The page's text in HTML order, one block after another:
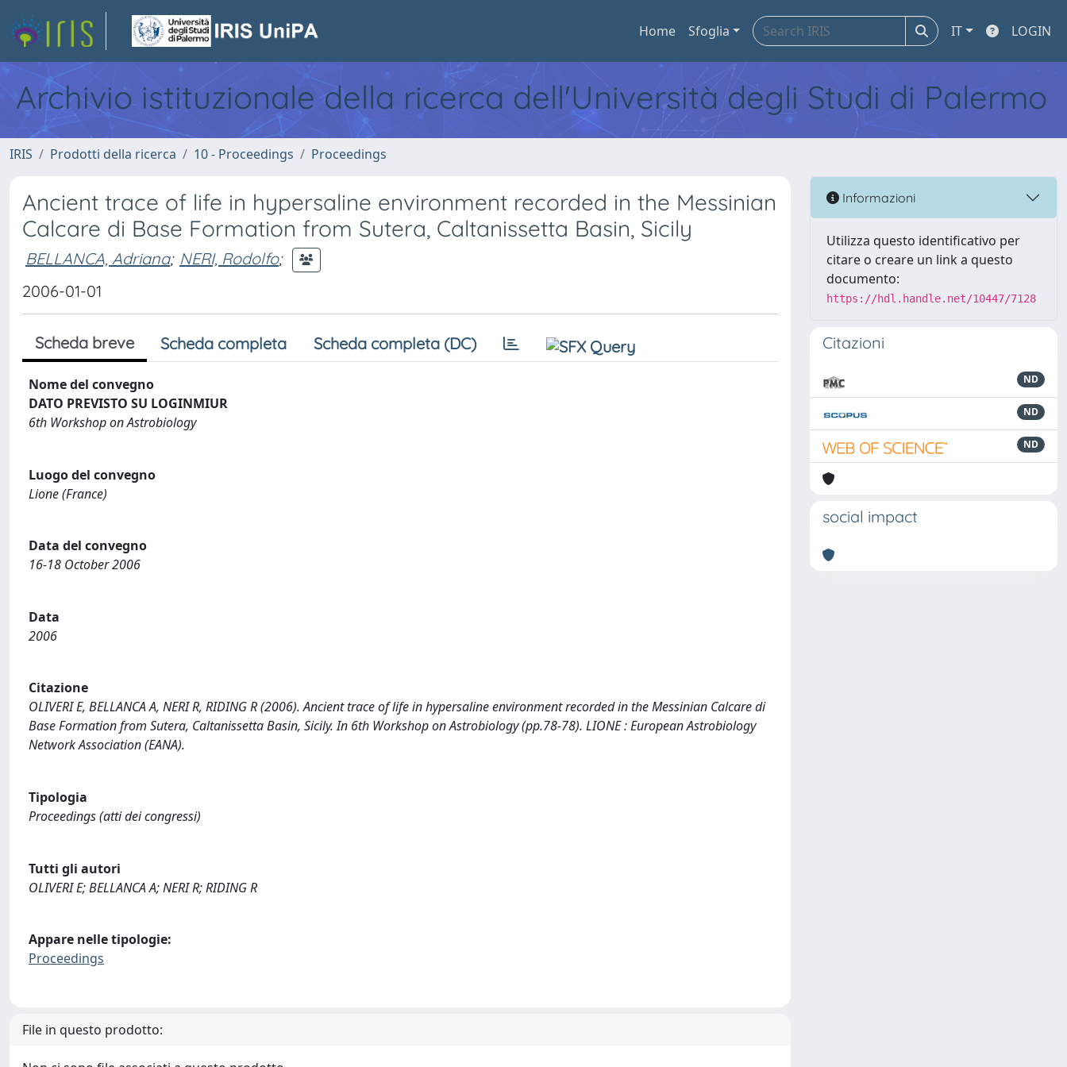
Home Sfoglia IT LOGIN
Archivio istituzionale della ricerca dell'Università degli Studi di Palermo
IRIS Prodotti della ricerca 10 - Proceedings Proceedings
Ancient trace of life in hypersaline environment recorded in the Messinian
Calcare di Base Formation from Sutera, Caltanissetta Basin, Sicily
BELLANCA, Adriana; NERI, Rodolfo;
2006-01-01
Scheda breve Scheda completa Scheda completa (DC)
Nome del convegno
DATO PREVISTO SU LOGINMIUR
6th Workshop on Astrobiology
Luogo del convegno
Lione (France)
Data del convegno
16-18 October 2006
Data
2006
Citazione
OLIVERI E, BELLANCA A, NERI R, RIDING R (2006). Ancient trace of life in hypersaline environment recorded in the Messinian Calcare di
Base Formation from Sutera, Caltanissetta Basin, Sicily. In 6th Workshop on Astrobiology (pp.78-78). LIONE : European Astrobiology
Network Association (EANA).
Tipologia
Proceedings (atti dei congressi)
Tutti gli autori
OLIVERI E; BELLANCA A; NERI R; RIDING R
Appare nelle tipologie:
Proceedings
File in questo prodotto:
Informazioni
Utilizza questo identificativo per
citare o creare un link a questo
documento:
https://hdl.handle.net/10447/7128
Citazioni
ND
ND
ND
social impact